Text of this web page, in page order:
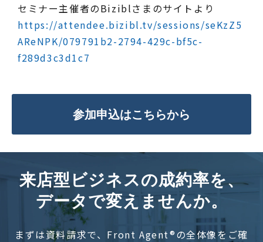
セミナー主催者のBiziblさまのサイトより
https://attendee.bizibl.tv/sessions/seKzZ5
AReNPK/079791b2-2794-429c-bf5c-
f289d3c3d1c7
参加申込はこちらから
来店型ビジネスの成約率を、
データで変えませんか。
まずは資料請求で、Front Agent®の全体像をご確